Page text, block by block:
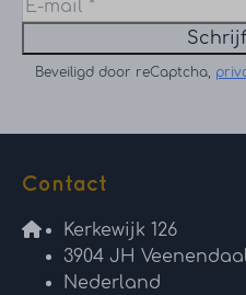
Beveiligd door reCaptcha,
Contact
Kerkewijk 126
3904 JH
Nederland